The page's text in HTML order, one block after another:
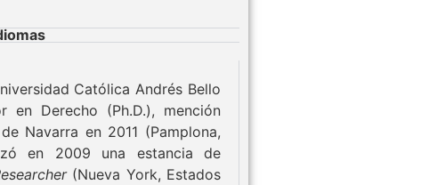
Católica Andrés Bello
Derecho (Ph.D.), mención
Navarra en 2011 (Pamplona,
en 2009 una estancia de
(Nueva York, Estados